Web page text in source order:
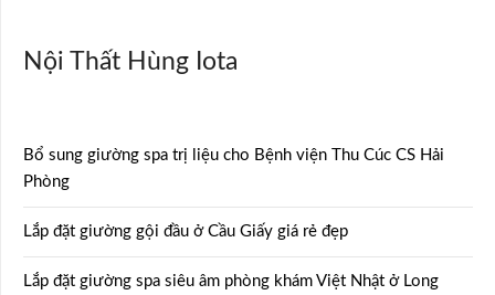
Nội Thất Hùng Iota
Bổ sung giường spa trị liệu cho Bệnh viện Thu Cúc CS Hải
Phòng
Lắp đặt giường gội đầu ở Cầu Giấy giá rẻ đẹp
Lắp đặt giường spa siêu âm phòng khám Việt Nhật ở Long